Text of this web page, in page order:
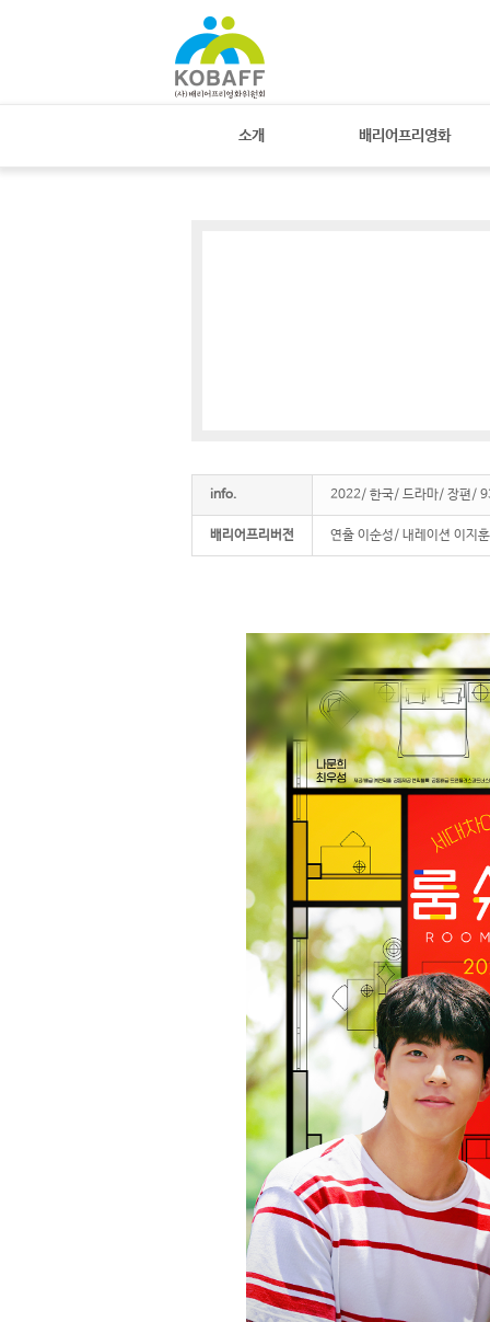
소개 배리어프리영화
info. 2022/ 한국/ 드라마/ 장편/
배리어프리버전 연출 이순성/ 내레이션 이지
스케치북5
스케치북5